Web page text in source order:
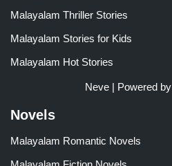
Malayalam Thriller Stories
Malayalam Stories for Kids
Malayalam Hot Stories
Neve| Powered by
Novels
Malayalam Romantic Novels